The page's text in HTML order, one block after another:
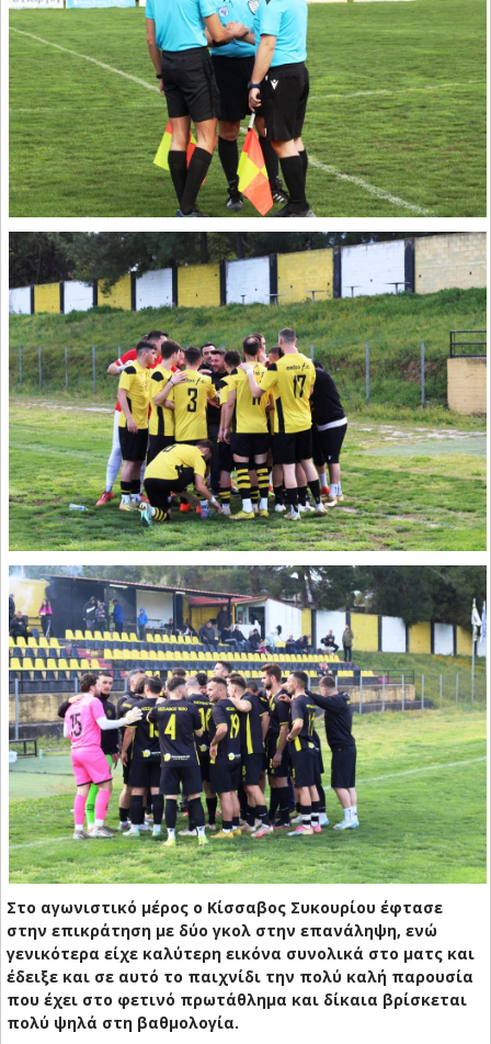
Στο αγωνιστικό μέρος ο Κίσσαβος Συκουρίου έφτασε
στην επικράτηση με δύο γκολ στην επανάληψη, ενώ
γενικότερα είχε καλύτερη εικόνα συνολικά στο ματς και
έδειξε και σε αυτό το παιχνίδι την πολύ καλή παρουσία
που έχει στο φετινό πρωτάθλημα και δίκαια βρίσκεται
πολύ ψηλά στη βαθμολογία.